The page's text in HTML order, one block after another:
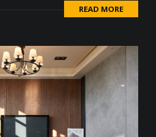
READ MORE